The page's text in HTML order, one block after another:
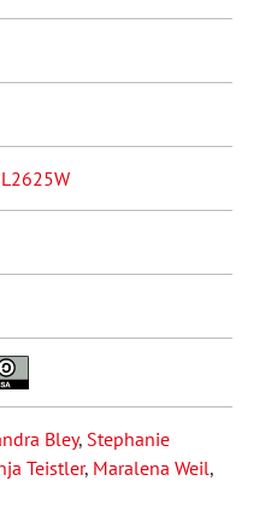
Bley, Stephanie
Teistler, Maralena Weil,